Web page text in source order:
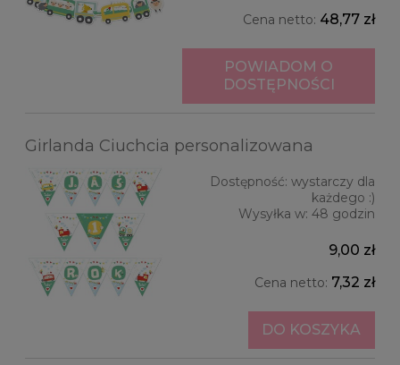
Cena netto: 48,77 zł
POWIADOM O
DOSTĘPNOŚCI
Girlanda Ciuchcia personalizowana
Dostępność: wystarczy dla
każdego :)
Wysyłka w: 48 godzin
9,00 zł
Cena netto: 7,32 zł
DO KOSZYKA